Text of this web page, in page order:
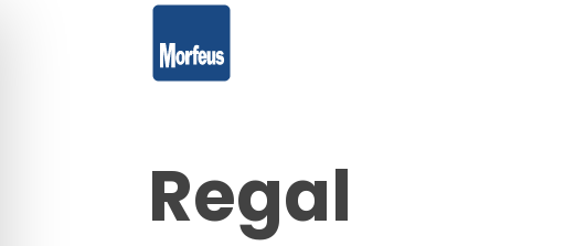
Regal